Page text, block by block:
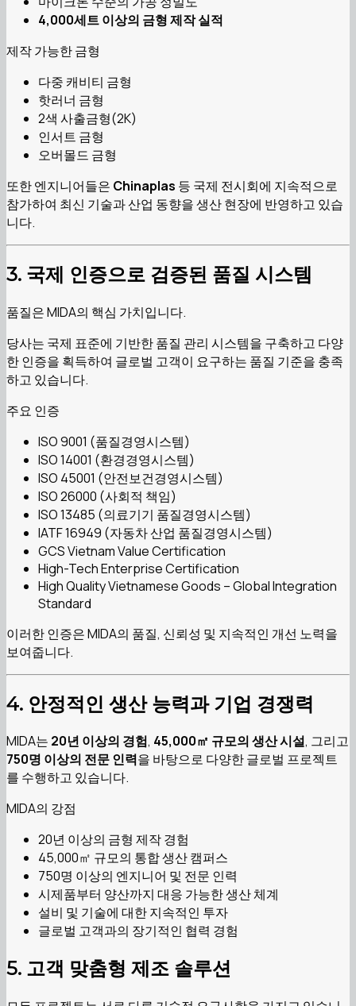
4,000세트 이상의 금형 제작 실적
제작 가능한 금형
다중 캐비티 금형
핫러너 금형
2색 사출금형(2K)
인서트 금형
오버몰드 금형
또한 엔지니어들은 Chinaplas 등 국제 전시회에 지속적으로
참가하여 최신 기술과 산업 동향을 생산 현장에 반영하고 있습
니다.
3. 국제 인증으로 검증된 품질 시스템
품질은 MIDA의 핵심 가치입니다.
당사는 국제 표준에 기반한 품질 관리 시스템을 구축하고 다양
한 인증을 획득하여 글로벌 고객이 요구하는 품질 기준을 충족
하고 있습니다.
주요 인증
ISO 9001 (품질경영시스템)
ISO 14001 (환경경영시스템)
ISO 45001 (안전보건경영시스템)
ISO 26000 (사회적 책임)
ISO 13485 (의료기기 품질경영시스템)
IATF 16949 (자동차 산업 품질경영시스템)
GCS Vietnam Value Certification
High-Tech Enterprise Certification
High Quality Vietnamese Goods – Global Integration
Standard
이러한 인증은 MIDA의 품질, 신뢰성 및 지속적인 개선 노력을
보여줍니다.
4. 안정적인 생산 능력과 기업 경쟁력
MIDA는 20년 이상의 경험, 45,000㎡ 규모의 생산 시설, 그리고
750명 이상의 전문 인력을 바탕으로 다양한 글로벌 프로젝트
를 수행하고 있습니다.
MIDA의 강점
20년 이상의 금형 제작 경험
45,000㎡ 규모의 통합 생산 캠퍼스
750명 이상의 엔지니어 및 전문 인력
시제품부터 양산까지 대응 가능한 생산 체계
설비 및 기술에 대한 지속적인 투자
글로벌 고객과의 장기적인 협력 경험
5. 고객 맞춤형 제조 솔루션